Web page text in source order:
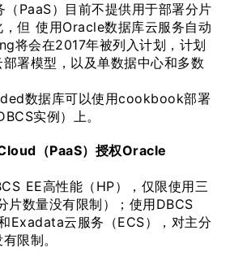
PaaS）目前不提供用于部署分片
但 使用Oracle数据库云服务自动
将会在2017年被列入计划，计划
署模型，以及单数据中心和多数
数据库可以使用cookbook部署
实例）上。
（PaaS）授权Oracle
EE高性能（HP），仅限使用三
片数量没有限制）；使用DBCS
Exadata云服务（ECS），对主分
限制。